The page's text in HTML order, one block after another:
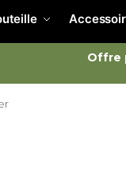
Offre